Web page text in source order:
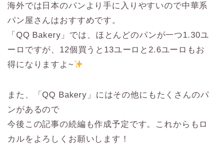
海外では日本のパンより手に入りやすいので中華系
パン屋さんはおすすめです。
「QQ Bakery」では、ほとんどのパンが一つ1.30ユ
ーロですが、12個買うと13ユーロと2.6ユーロもお
得になりますよ~
また、「QQ Bakery」にはその他にもたくさんのパ
ンがあるので
今後この記事の続編も作成予定です。これからもロ
カルをよろしくお願いします！